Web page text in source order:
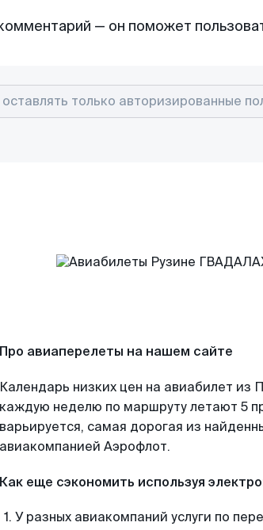
— он поможет
Про авиаперелеты на нашем сайте
Календарь низких цен на авиабилет из
каждую неделю по маршруту летают 5
варьируется, самая дорогая из
авиакомпанией Аэрофлот.
Как еще сэкономить используя
У разных авиакомпаний услуги по